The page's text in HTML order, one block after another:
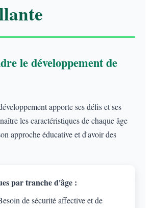
le développement de
apporte ses défis et ses
les caractéristiques de chaque âge
approche éducative et d'avoir des
par tranche d'âge :
de sécurité affective et de